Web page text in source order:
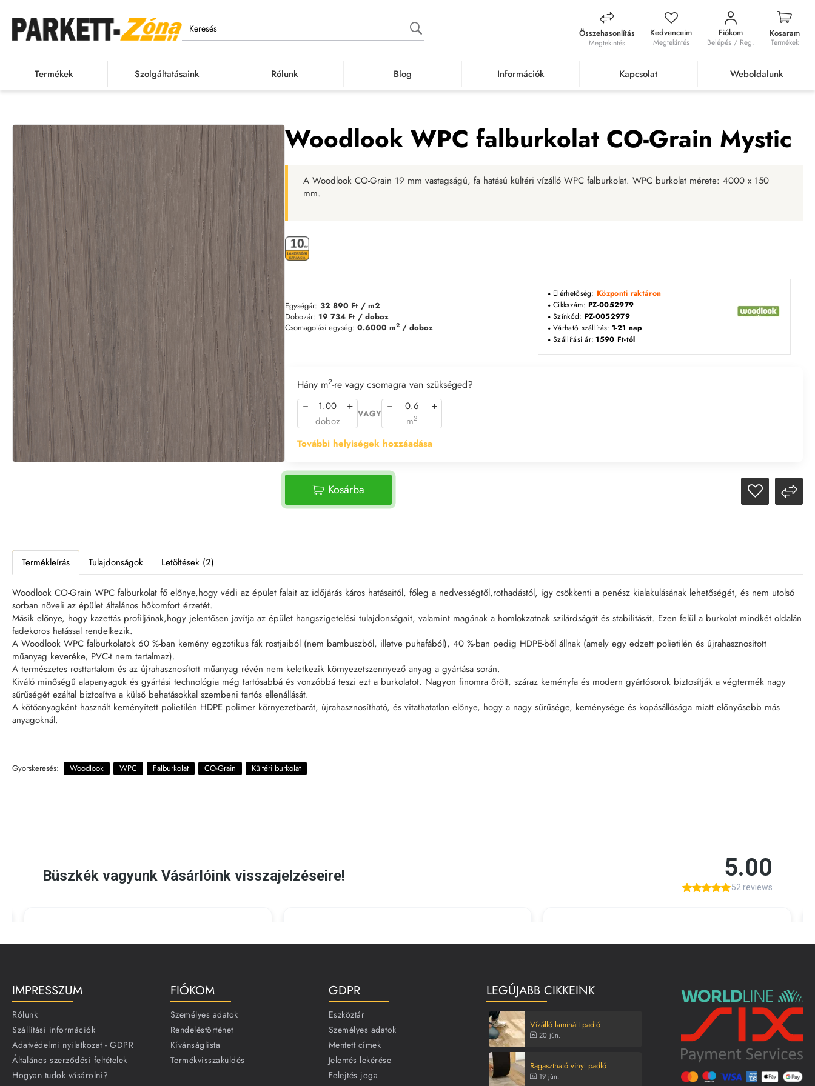
Keresés Összehasonlítás
Megtekintés
Kedvenceim
Megtekintés
Fiókom
Belépés / Reg.
Kosaram
Termékek
Termékek Szolgáltatásaink Rólunk Blog Információk Kapcsolat Weboldalunk
Termékek Speciális burkolatok WPC teraszburkolat Woodlook WPC falburkolat CO-Grain Mystic
Woodlook WPC falburkolat CO-Grain Mystic
A Woodlook CO-Grain 19 mm vastagságú, fa hatású kültéri vízálló WPC falburkolat. WPC burkolat mérete: 4000 x 150
mm.
Egységár: 32 890 Ft / m2
Dobozár: 19 734 Ft / doboz
Csomagolási egység:0.6000 m2 / doboz
Elérhetőség:Központi raktáron
Cikkszám:PZ-0052979
Színkód: PZ-0052979
Várható szállítás: 1-21 nap
Szállítási ár: 1590 Ft-tól
További helyiségek hozzáadása
Hány m2-re vagy csomagra van szükséged?
− +
doboz
VAGY
− +
m2
Kosárba
Termékleírás Tulajdonságok Letöltések (2)
Woodlook CO-Grain WPC falburkolat fő előnye,hogy védi az épület falait az időjárás káros hatásaitól, főleg a nedvességtől,rothadástól, így csökkenti a penész kialakulásának lehetőségét, és nem utolsó
sorban növeli az épület általános hőkomfort érzetét.
Másik előnye, hogy kazettás profiljának,hogy jelentősen javítja az épület hangszigetelési tulajdonságait, valamint magának a homlokzatnak szilárdságát és stabilitását. Ezen felül a burkolat mindkét oldalán
fadekoros hatással rendelkezik.
A Woodlook WPC falburkolatok 60 %-ban kemény egzotikus fák rostjaiból (nem bambuszból, illetve puhafából), 40 %-ban pedig HDPE-ből állnak (amely egy edzett polietilén és újrahasznosított
műanyag keveréke, PVC-t nem tartalmaz).
A természetes rosttartalom és az újrahasznosított műanyag révén nem keletkezik környezetszennyező anyag a gyártása során.
Kiváló minőségű alapanyagok és gyártási technológia még tartósabbá és vonzóbbá teszi ezt a burkolatot. Nagyon finomra őrölt, száraz keményfa és modern gyártósorok biztosítják a végtermék nagy
sűrűségét ezáltal biztosítva a külső behatásokkal szembeni tartós ellenállását.
A kötőanyagként használt keményített polietilén HDPE polimer környezetbarát, újrahasznosítható, és vitathatatlan előnye, hogy a nagy sűrűsége, keménysége és kopásállósága miatt előnyösebb más
anyagoknál.
Gyorskeresés: Woodlook WPC Falburkolat CO-Grain Kültéri burkolat
IMPRESSZUM
Rólunk
Szállítási információk
Adatvédelmi nyilatkozat - GDPR
Általános szerződési feltételek
Hogyan tudok vásárolni?
FIÓKOM
Személyes adatok
Rendeléstörténet
Kívánságlista
Termékvisszaküldés
GDPR
Eszköztár
Személyes adatok
Mentett címek
Jelentés lekérése
Felejtés joga
LEGÚJABB CIKKEINK
Vízálló laminált padló
20 jún.
Ragasztható vinyl padló
19 jún.